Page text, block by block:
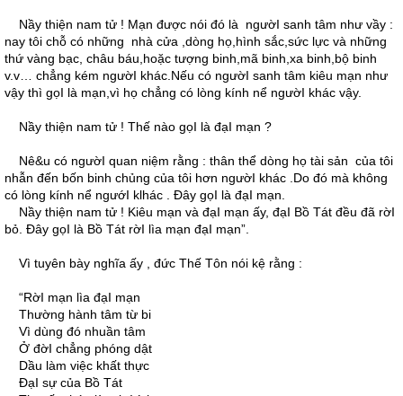
Nầy thiện nam tử ! Mạn được nói đó là ngườI sanh tâm như vầy :
nay tôi chỗ có những nhà cửa ,dòng họ,hình sắc,sức lực và những
thứ vàng bạc, châu báu,hoặc tượng binh,mã binh,xa binh,bộ binh
v.v… chẳng kém ngườI khác.Nếu có ngườI sanh tâm kiêu mạn như
vậy thì gọI là mạn,vì họ chẳng có lòng kính nể ngườI khác vậy.
Nầy thiện nam tử ! Thế nào gọI là đạI mạn ?
Nê&u có ngườI quan niệm rằng : thân thể dòng họ tài sản của tôi
nhẫn đến bốn binh chủng của tôi hơn ngườI khác .Do đó mà không
có lòng kính nể ngướI klhác . Ðây gọI là đạI mạn.
Nầy thiện nam tử ! Kiêu mạn và đạI mạn ấy, đạI Bồ Tát đều đã rờI
bỏ. Ðây gọI là Bồ Tát rờI lìa mạn đạI mạn”.
Vì tuyên bày nghĩa ấy , đức Thế Tôn nói kệ rằng :
“RờI mạn lìa đạI mạn
Thường hành tâm từ bi
Vì dùng đó nhuần tâm
Ở đờI chẳng phóng dật
Dầu làm việc khất thực
ÐạI sự của Bồ Tát